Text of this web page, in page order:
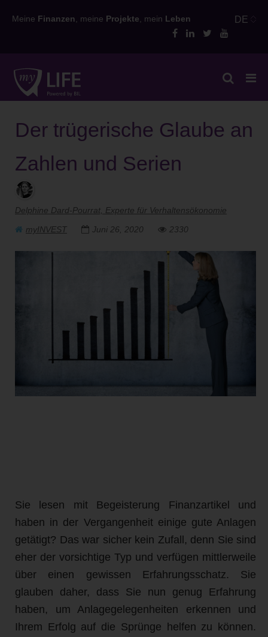
to
Meine Finanzen , meine Projekte , mein Leben DE
Der trügerische Glaube an
Zahlen und Serien
Delphine Dard-Pourrat, Experte für Verhaltensökonomie
myINVEST
Juni 26, 2020 2330
Sie lesen mit Begeisterung Finanzartikel und
haben in der Vergangenheit einige gute Anlagen
getätigt? Das war sicher kein Zufall, denn Sie sind
eher der vorsichtige Typ und verfügen mittlerweile
über einen gewissen Erfahrungsschatz. Sie
glauben daher, dass Sie nun genug Erfahrung
haben, um Anlagegelegenheiten erkennen und
Ihrem Erfolg auf die Sprünge helfen zu können.